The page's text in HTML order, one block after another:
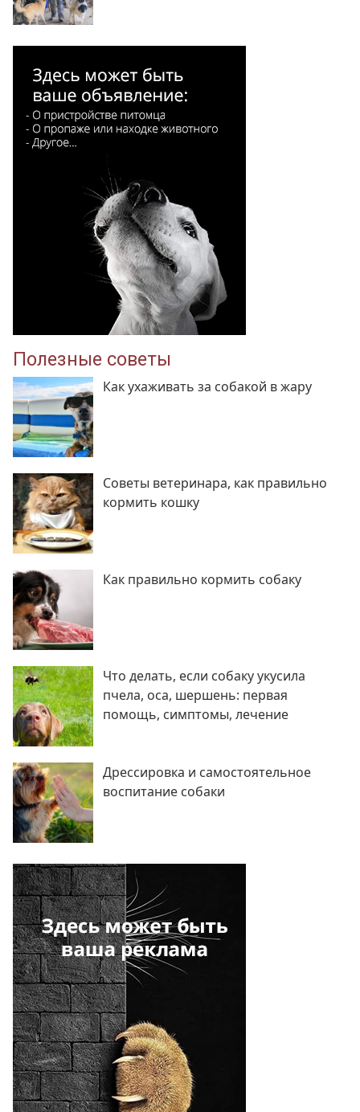
Полезные советы
Как ухаживать за собакой в жару
Советы ветеринара, как правильно
кормить кошку
Как правильно кормить собаку
Что делать, если собаку укусила
пчела, оса, шершень: первая
помощь, симптомы, лечение
Дрессировка и самостоятельное
воспитание собаки